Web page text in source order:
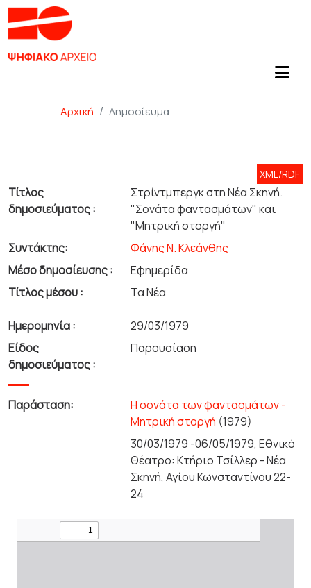
Αρχική Δημοσίευμα
XML/RDF
Τίτλος
δημοσιεύματος :
Στρίντμπεργκ στη Νέα Σκηνή.
"Σονάτα φαντασμάτων" και
"Μητρική στοργή"
Συντάκτης:
Φάνης Ν. Κλεάνθης
Μέσο δημοσίευσης :
Εφημερίδα
Τίτλος μέσου :
Τα Νέα
Ημερομηνία :
29/03/1979
Είδος
δημοσιεύματος :
Παρουσίαση
Παράσταση:
Η σονάτα των φαντασμάτων -
Μητρική στοργή (1979)
30/03/1979 -06/05/1979, Εθνικό
Θέατρο: Κτήριο Τσίλλερ - Νέα
Σκηνή, Αγίου Κωνσταντίνου 22-
24